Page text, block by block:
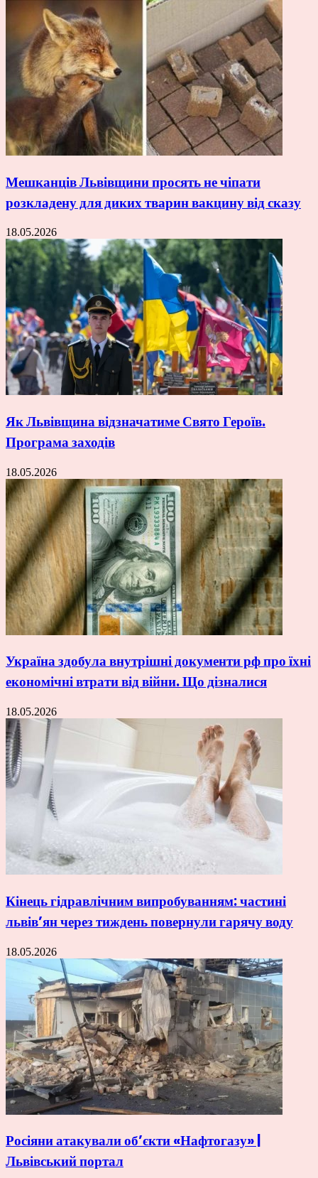
Мешканців Львівщини просять не чіпати
розкладену для диких тварин вакцину від сказу
18.05.2026
Як Львівщина відзначатиме Свято Героїв.
Програма заходів
18.05.2026
Україна здобула внутрішні документи рф про їхні
економічні втрати від війни. Що дізналися
18.05.2026
Кінець гідравлічним випробуванням: частині
львів’ян через тиждень повернули гарячу воду
18.05.2026
Росіяни атакували об’єкти «Нафтогазу» |
Львівський портал